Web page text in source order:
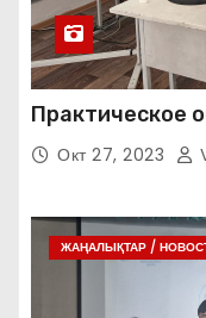
Практическое
Окт 27, 2023
ЖАҢАЛЫҚТАР /